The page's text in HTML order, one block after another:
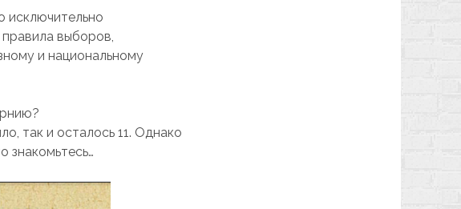
исключительно
выборов,
и национальному
так и осталось 11. Однако
знакомьтесь…